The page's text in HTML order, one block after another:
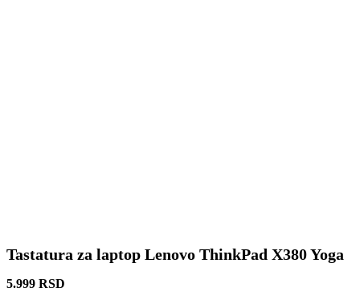
Tastatura za laptop Lenovo ThinkPad X380 Yoga
5.999 RSD